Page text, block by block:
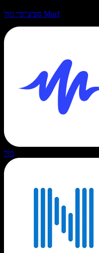
ספיצ'יפיי מול Murf
מול